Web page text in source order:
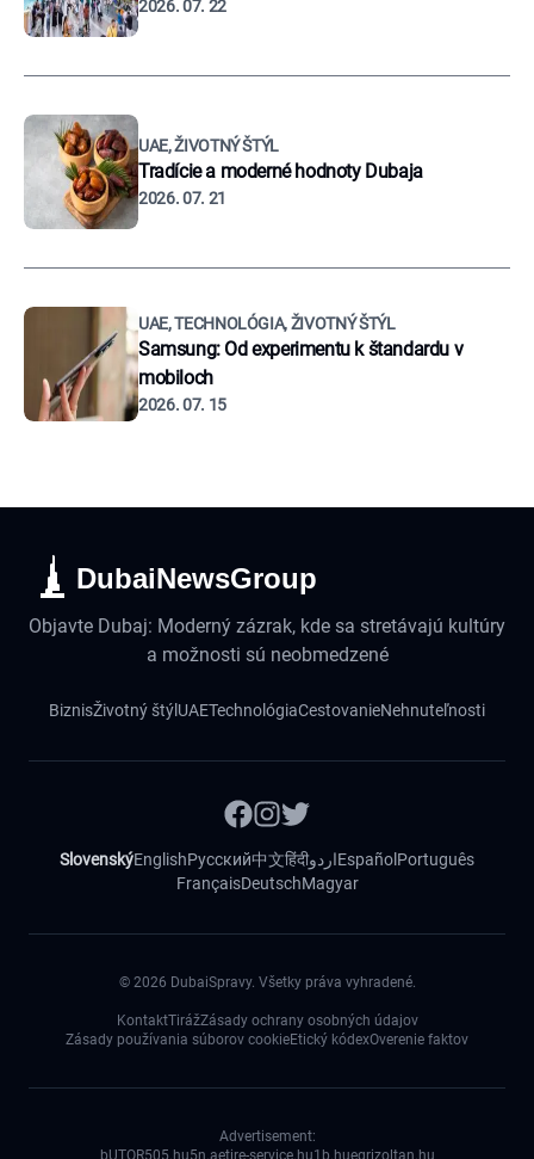
2026. 07. 22
UAE, ŽIVOTNÝ ŠTÝL
Tradície a moderné hodnoty Dubaja
2026. 07. 21
UAE, TECHNOLÓGIA, ŽIVOTNÝ ŠTÝL
Samsung: Od experimentu k štandardu v
mobiloch
2026. 07. 15
DubaiNewsGroup
Objavte Dubaj: Moderný zázrak, kde sa stretávajú kultúry
a možnosti sú neobmedzené
BiznisŽivotný štýl UAETechnológiaCestovanieNehnuteľnosti
SlovenskýEnglishРусский中文हिंदीاردوEspañol Português
FrançaisDeutschMagyar
© 2026 DubaiSpravy. Všetky práva vyhradené.
KontaktTirážZásady ochrany osobných údajov
Zásady používania súborov cookieEtický kódexOverenie faktov
Advertisement:
bUTOR505.hu5n.aetire-service.hu1b.huegrizoltan.hu